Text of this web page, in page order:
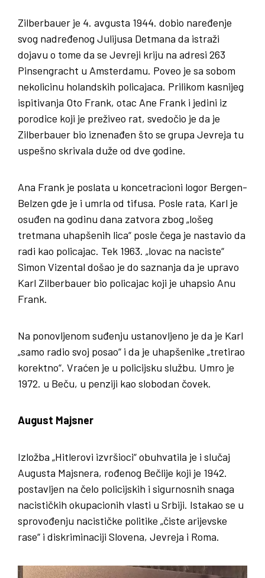
Zilberbauer je 4. avgusta 1944. dobio naređenje
svog nadređenog Julijusa Detmana da istraži
dojavu o tome da se Jevreji kriju na adresi 263
Pinsengracht u Amsterdamu. Poveo je sa sobom
nekolicinu holandskih policajaca. Prilikom kasnijeg
ispitivanja Oto Frank, otac Ane Frank i jedini iz
porodice koji je preživeo rat, svedočio je da je
Zilberbauer bio iznenađen što se grupa Jevreja tu
uspešno skrivala duže od dve godine.
Ana Frank je poslata u koncetracioni logor Bergen-
Belzen gde je i umrla od tifusa. Posle rata, Karl je
osuđen na godinu dana zatvora zbog „lošeg
tretmana uhapšenih lica“ posle čega je nastavio da
radi kao policajac. Tek 1963. „lovac na naciste“
Simon Vizental došao je do saznanja da je upravo
Karl Zilberbauer bio policajac koji je uhapsio Anu
Frank.
Na ponovljenom suđenju ustanovljeno je da je Karl
„samo radio svoj posao“ i da je uhapšenike „tretirao
korektno“. Vraćen je u policijsku službu. Umro je
1972. u Beču, u penziji kao slobodan čovek.
August Majsner
Izložba „Hitlerovi izvršioci“ obuhvatila je i slučaj
Augusta Majsnera, rođenog Bečlije koji je 1942.
postavljen na čelo policijskih i sigurnosnih snaga
nacističkih okupacionih vlasti u Srbiji. Istakao se u
sprovođenju nacističke politike „čiste arijevske
rase“ i diskriminaciji Slovena, Jevreja i Roma.